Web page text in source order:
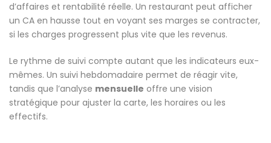
d’affaires et rentabilité réelle. Un restaurant peut afficher
un CA en hausse tout en voyant ses marges se contracter,
si les charges progressent plus vite que les revenus.
Le rythme de suivi compte autant que les indicateurs eux-
mêmes. Un suivi hebdomadaire permet de réagir vite,
tandis que l’analyse mensuelle offre une vision
stratégique pour ajuster la carte, les horaires ou les
effectifs.